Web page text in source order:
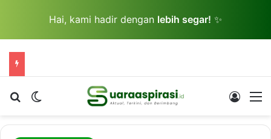
Hai, kami hadir dengan lebih segar! ✨
Cari berita...Switch skin Log In